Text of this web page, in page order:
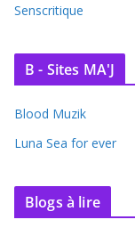
Senscritique
B - Sites MA'J
Blood Muzik
Luna Sea for ever
Blogs à lire